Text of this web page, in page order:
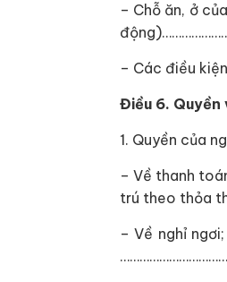
– Chỗ ăn, ở
– Các điều
Điều 6. Quyền
1. Quyền của
– Về thanh
trú theo thỏa
– Về nghỉ